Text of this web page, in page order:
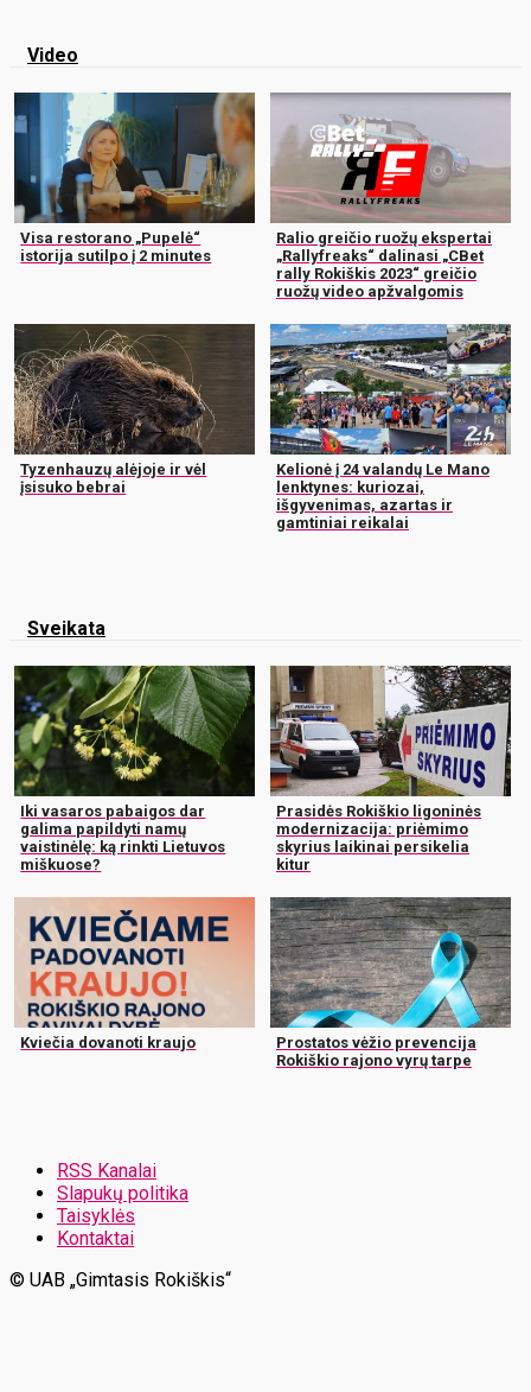
Video
Visa restorano „Pupelė“
istorija sutilpo į 2 minutes
Ralio greičio ruožų ekspertai
„Rallyfreaks“ dalinasi „CBet
rally Rokiškis 2023“ greičio
ruožų video apžvalgomis
Tyzenhauzų alėjoje ir vėl
įsisuko bebrai
Kelionė į 24 valandų Le Mano
lenktynes: kuriozai,
išgyvenimas, azartas ir
gamtiniai reikalai
Sveikata
Iki vasaros pabaigos dar
galima papildyti namų
vaistinėlę: ką rinkti Lietuvos
miškuose?
Prasidės Rokiškio ligoninės
modernizacija: priėmimo
skyrius laikinai persikelia
kitur
Kviečia dovanoti kraujo
Prostatos vėžio prevencija
Rokiškio rajono vyrų tarpe
RSS Kanalai
Slapukų politika
Taisyklės
Kontaktai
© UAB „Gimtasis Rokiškis“